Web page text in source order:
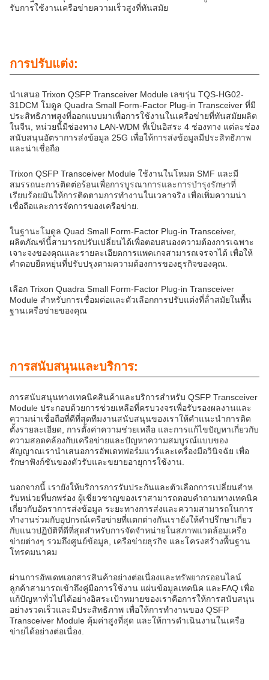
รับการใช้งานเครือข่ายความเร็วสูงที่ทันสมัย
การปรับแต่ง:
นําเสนอ Trixon QSFP Transceiver Module เลขรุ่น TQS-HG02-
31DCM โมดูล Quadra Small Form-Factor Plug-in Transceiver ที่มี
ประสิทธิภาพสูงที่ออกแบบมาเพื่อการใช้งานในเครือข่ายที่ทันสมัยผลิต
ในจีน, หน่วยนี้มีช่องทาง LAN-WDM ที่เป็นอิสระ 4 ช่องทาง แต่ละช่อง
สนับสนุนอัตราการส่งข้อมูล 25G เพื่อให้การส่งข้อมูลมีประสิทธิภาพ
และน่าเชื่อถือ
Trixon QSFP Transceiver Module ใช้งานในโหมด SMF และมี
สมรรถนะการติดต่อร้อนเพื่อการบูรณาการและการบํารุงรักษาที่
เรียบร้อยมันให้การติดตามการทํางานในเวลาจริง เพื่อเพิ่มความน่า
เชื่อถือและการจัดการของเครือข่าย.
ในฐานะโมดูล Quad Small Form-Factor Plug-in Transceiver,
ผลิตภัณฑ์นี้สามารถปรับเปลี่ยนได้เพื่อตอบสนองความต้องการเฉพาะ
เจาะจงของคุณและรายละเอียดการแพคเกจสามารถเจรจาได้ เพื่อให้
คําตอบยืดหยุ่นที่ปรับปรุงตามความต้องการของธุรกิจของคุณ.
เลือก Trixon Quadra Small Form-Factor Plug-in Transceiver
Module สําหรับการเชื่อมต่อและตัวเลือกการปรับแต่งที่ล้ําสมัยในพื้น
ฐานเครือข่ายของคุณ
การสนับสนุนและบริการ:
การสนับสนุนทางเทคนิคสินค้าและบริการสําหรับ QSFP Transceiver
Module ประกอบด้วยการช่วยเหลือที่ครบวงจรเพื่อรับรองผลงานและ
ความน่าเชื่อถือที่ดีที่สุดทีมงานสนับสนุนของเราให้คําแนะนําการติด
ตั้งรายละเอียด, การตั้งค่าความช่วยเหลือ และการแก้ไขปัญหาเกี่ยวกับ
ความสอดคล้องกับเครือข่ายและปัญหาความสมบูรณ์แบบของ
สัญญาณเรานําเสนอการอัพเดทฟอร์มแวร์และเครื่องมือวินิจฉัย เพื่อ
รักษาฟังก์ชันของตัวรับและขยายอายุการใช้งาน.
นอกจากนี้ เรายังให้บริการการรับประกันและตัวเลือกการเปลี่ยนสําห
รับหน่วยที่บกพร่อง ผู้เชี่ยวชาญของเราสามารถตอบคําถามทางเทคนิค
เกี่ยวกับอัตราการส่งข้อมูล ระยะทางการส่งและความสามารถในการ
ทํางานร่วมกับอุปกรณ์เครือข่ายที่แตกต่างกันเรายังให้คําปรึกษาเกี่ยว
กับแนวปฏิบัติที่ดีที่สุดสําหรับการจัดจําหน่ายในสภาพแวดล้อมเครือ
ข่ายต่างๆ รวมถึงศูนย์ข้อมูล, เครือข่ายธุรกิจ และโครงสร้างพื้นฐาน
โทรคมนาคม
ผ่านการอัพเดทเอกสารสินค้าอย่างต่อเนื่องและทรัพยากรออนไลน์
ลูกค้าสามารถเข้าถึงคู่มือการใช้งาน แผ่นข้อมูลเทคนิค และFAQ เพื่อ
แก้ปัญหาทั่วไปได้อย่างอิสระเป้าหมายของเราคือการให้การสนับสนุน
อย่างรวดเร็วและมีประสิทธิภาพ เพื่อให้การทํางานของ QSFP
Transceiver Module คุ้มค่าสูงที่สุด และให้การดําเนินงานในเครือ
ข่ายได้อย่างต่อเนื่อง.